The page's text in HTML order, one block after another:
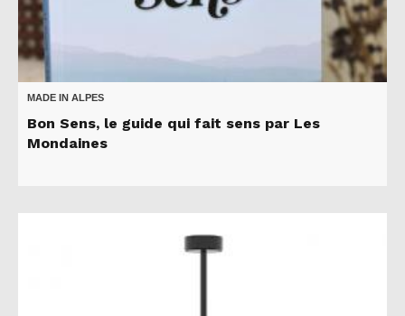
MADE IN ALPES
Bon Sens, le guide qui fait sens par Les
Mondaines